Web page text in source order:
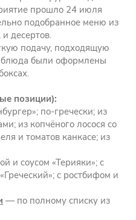
прошло 24 июля
подобранное меню из
и десертов.
подачу, подходящую
блюда были оформлены
позиции):
по-гречески; из
из копчёного лосося со
и томатов канкасе; из
и соусом «Терияки»; с
с ростбифом и
— по полному списку из